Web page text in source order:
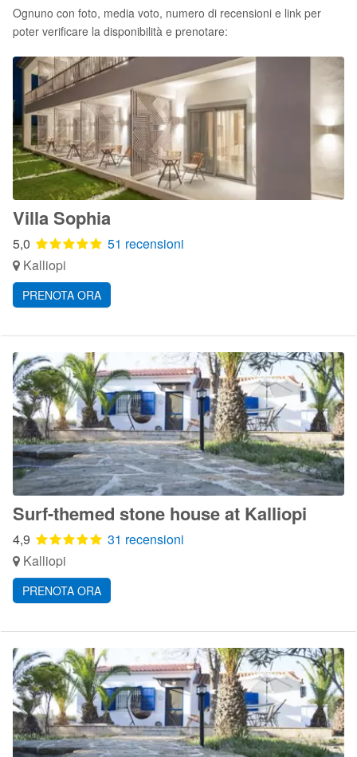
Ognuno con foto, media voto, numero di recensioni e link per
poter verificare la disponibilità e prenotare:
Villa Sophia
5,0
51 recensioni
Kalliopi
PRENOTA ORA
Surf-themed stone house at Kalliopi
4,9
31 recensioni
Kalliopi
PRENOTA ORA